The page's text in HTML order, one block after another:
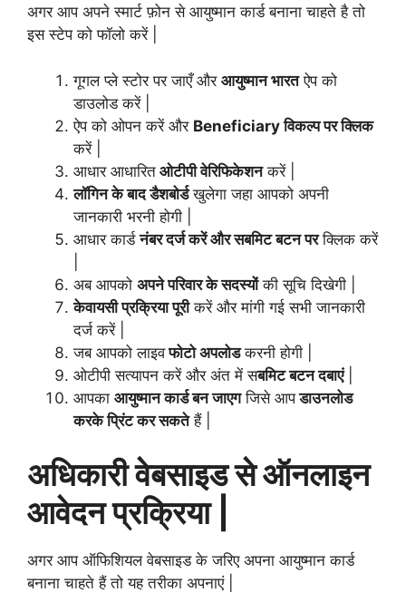
अगर आप अपने स्मार्ट फ़ोन से आयुष्मान कार्ड बनाना चाहते है तो
इस स्टेप को फॉलो करें |
गूगल प्ले स्टोर पर जाएँ और आयुष्मान भारतऐप को
डाउलोड करें |
ऐप को ओपन करें और Beneficiary विकल्प पर क्लिक
करें |
आधार आधारित ओटीपी वेरिफिकेशनकरें |
लॉगिन के बाद डैशबोर्डखुलेगा जहा आपको अपनी
जानकारी भरनी होगी |
आधार कार्डनंबर दर्ज करें और सबमिट बटन परक्लिक करें
अब आपको अपने परिवार के सदस्योंकी सूचि दिखेगी |
केवायसी प्रक्रिया पूरीकरें और मांगी गई सभी जानकारी
दर्ज करें |
जब आपको लाइवफोटो अपलोडकरनी होगी |
ओटीपी सत्यापन करें और अंत में सबमिट बटन दबाएं|
आपका आयुष्मान कार्ड बन जाएगजिसे आपडाउनलोड
करके प्रिंट कर सकतेहैं |
अधिकारी वेबसाइड से ऑनलाइन
आवेदन प्रक्रिया |
अगर आप ऑफिशियल वेबसाइड के जरिए अपना आयुष्मान कार्ड
बनाना चाहते हैं तो यह तरीका अपनाएं |